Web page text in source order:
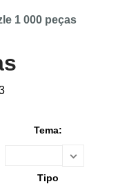
1 000 peças
Tema:
Tipo